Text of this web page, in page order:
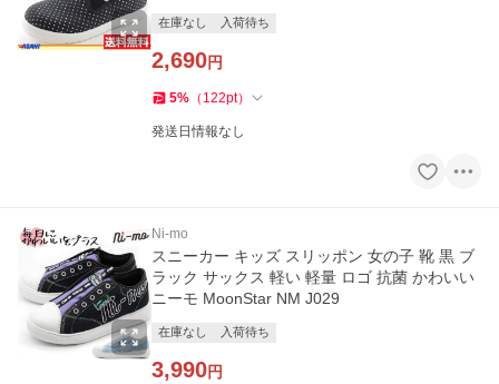
在庫なし 入荷待ち
2,690円
5% （ 122pt）
発送日情報なし
Ni-mo
スニーカー キッズ スリッポン 女の子 靴 黒 ブ
ラック サックス 軽い 軽量 ロゴ 抗菌 かわいい
ニーモ MoonStar NM J029
在庫なし 入荷待ち
3,990円